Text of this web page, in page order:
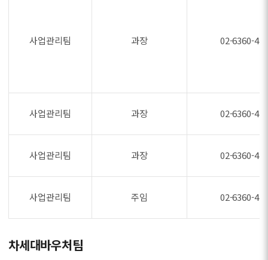
사업관리팀 과장 02-6360-
사업관리팀 과장 02-6360-
사업관리팀 과장 02-6360-
사업관리팀 주임 02-6360-
차세대바우처팀